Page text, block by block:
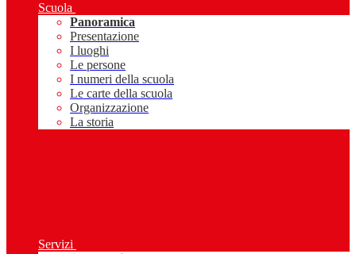
Scuola
Panoramica
Presentazione
I luoghi
Le persone
I numeri della scuola
Le carte della scuola
Organizzazione
La storia
Servizi